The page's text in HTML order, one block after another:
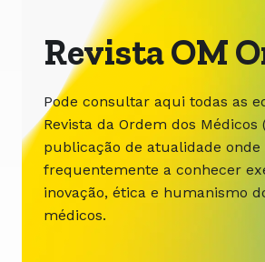
Revista OM
Pode consultar aqui todas as
Revista da Ordem dos Médicos
publicação de atualidade onde
frequentemente a conhecer
inovação, ética e humanismo
médicos.